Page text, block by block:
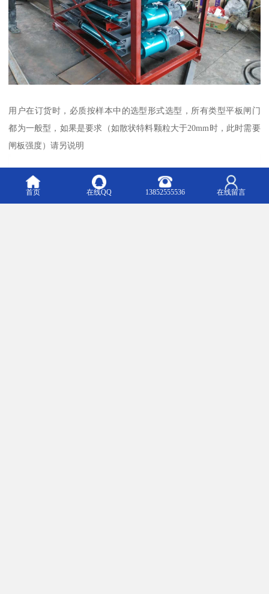
用户在订货时，必质按样本中的选型形式选型，所有类型平板闸门
都为一般型，如果是要求（如散状特料颗粒大于20mm时，此时需要
闸板强度）请另说明
首页 在线QQ 13852555536 在线留言